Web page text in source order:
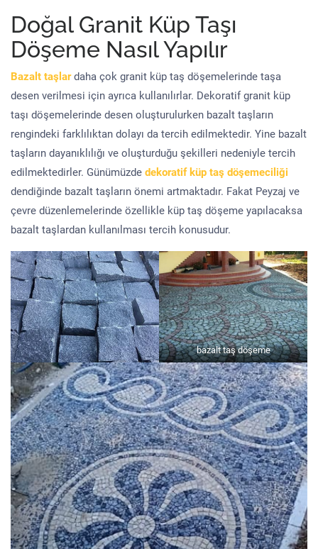
Doğal Granit Küp Taşı
Döşeme Nasıl Yapılır
Bazalt taşlardaha çok granit küp taş döşemelerinde taşa
desen verilmesi için ayrıca kullanılırlar. Dekoratif granit küp
taşı döşemelerinde desen oluşturulurken bazalt taşların
rengindeki farklılıktan dolayı da tercih edilmektedir. Yine bazalt
taşların dayanıklılığı ve oluşturduğu şekilleri nedeniyle tercih
edilmektedirler. Günümüzde dekoratif küp taş döşemeciliği
dendiğinde bazalt taşların önemi artmaktadır. Fakat Peyzaj ve
çevre düzenlemelerinde özellikle küp taş döşeme yapılacaksa
bazalt taşlardan kullanılması tercih konusudur.
bazalt taş döşeme